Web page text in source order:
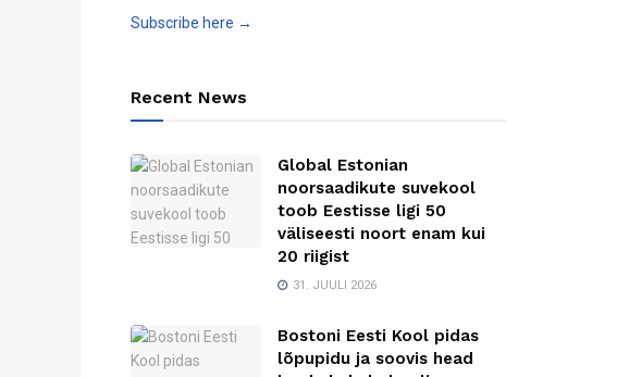
Subscribe here →
Recent News
Global Estonian
noorsaadikute suvekool
toob Eestisse ligi 50
väliseesti noort enam kui
20 riigist
31. JUULI 2026
Bostoni Eesti Kool pidas
lõpupidu ja soovis head